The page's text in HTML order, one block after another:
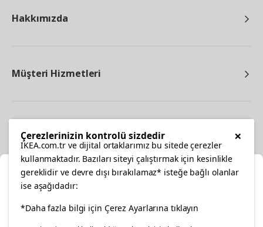
Hakkımızda
Müşteri Hizmetleri
facebooktwitterinstagrampinterestyoutube
Konumunuzu Seçin
×
Çerezlerinizin kontrolü sizdedir
IKEA.com.tr ve dijital ortaklarımız bu sitede çerezler
kullanmaktadır. Bazıları siteyi çalıştırmak için kesinlikle
gereklidir ve devre dışı bırakılamaz* isteğe bağlı olanlar
ise aşağıdadır:
*Daha fazla bilgi için Çerez Ayarlarına tıklayın